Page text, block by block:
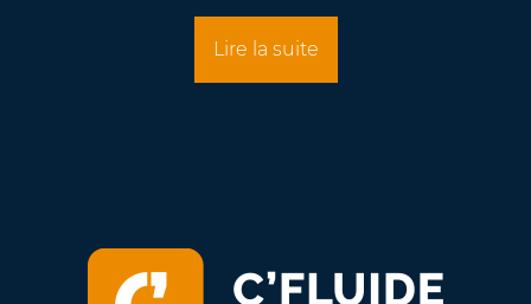
Lire la suite